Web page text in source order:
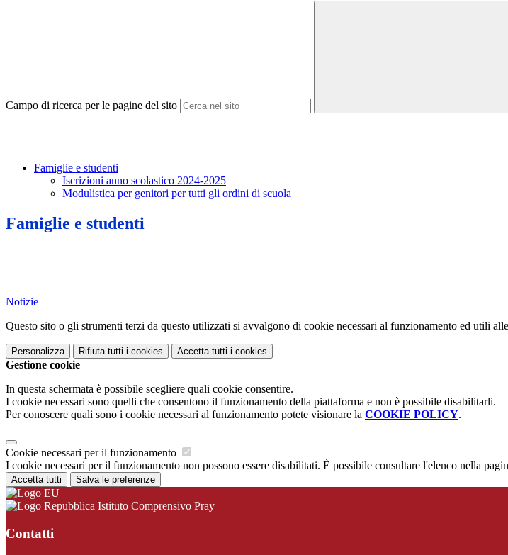
Campo di ricerca per le pagine del sito
Famiglie e studenti
Iscrizioni anno scolastico 2024-2025
Modulistica per genitori per tutti gli ordini di scuola
Famiglie e studenti
Notizie
Questo sito o gli strumenti terzi da questo utilizzati si avvalgono di cookie necessari al funzionamento ed utili
Personalizza Rifiuta tutti i cookies Accetta tutti i cookies
Gestione cookie
In questa schermata è possibile scegliere quali cookie consentire.
I cookie necessari sono quelli che consentono il funzionamento della piattaforma e non è possibile disabilitarli.
Per conoscere quali sono i cookie necessari al funzionamento potete visionare la COOKIE POLICY.
Cookie necessari per il funzionamento
I cookie necessari per il funzionamento non possono essere disabilitati. È possibile consultare l'elenco nella
Accetta tutti Salva le preferenze
Istituto Comprensivo Pray
Contatti